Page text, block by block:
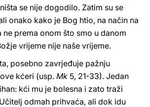
se nije dogodilo. Zatim su se
onako kako je Bog htio, na način na
ne prema onom što smo u danom
vrijeme nije naše vrijeme.
posebno zavrjeđuje pažnju
kćeri (usp. Mk 5, 21-33). Jedan
kći mu je bolesna i zato traži
odmah prihvaća, ali dok idu